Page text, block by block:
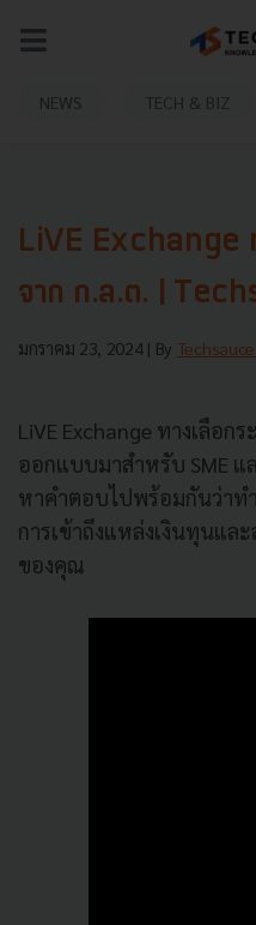
NEWS TECH & BIZ
LiVE Exchange
จาก ก.ล.ต. |
มกราคม 23, 2024 | By
LiVE Exchange ทางเลือก
ออกแบบมาสำหรับ SME
หาคำตอบไปพร้อมกันว่าท
การเข้าถึงแหล่งเงินทุนแล
ของคุณ